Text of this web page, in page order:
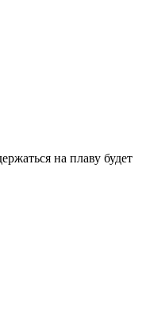
на плаву будет